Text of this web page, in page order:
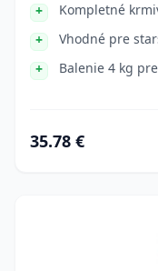
Kompletné
Vhodné pre
Balenie 4 kg
35.78 €